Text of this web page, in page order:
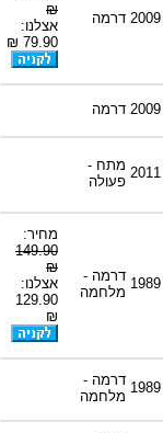
2009 דרמה
₪
אצלנו:
79.90 ₪
2009 דרמה
2011 מתח -
פעולה
1989 דרמה -
מלחמה
מחיר:
149.90
₪
אצלנו:
129.90
₪
1989 דרמה -
מלחמה